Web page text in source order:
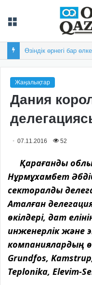
Өзіндік өрнегі бар өлке
Жаңалықтар
Дания
07.11.2016 52
Қарағанды
Нұрмұхамбет
секторалды
Аталған
өкілдері, дат
инженерлік және
компаниялардың
Grundfos,
Teplonika, Elevim-